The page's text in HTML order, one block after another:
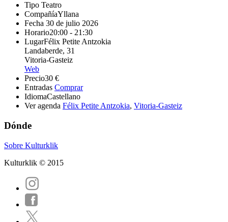
Tipo Teatro
CompañíaYllana
Fecha 30 de julio 2026
Horario20:00 - 21:30
LugarFélix Petite Antzokia
Landaberde, 31
Vitoria-Gasteiz
Web
Precio30 €
Entradas Comprar
IdiomaCastellano
Ver agenda Félix Petite Antzokia, Vitoria-Gasteiz
Dónde
Sobre Kulturklik
Kulturklik © 2015